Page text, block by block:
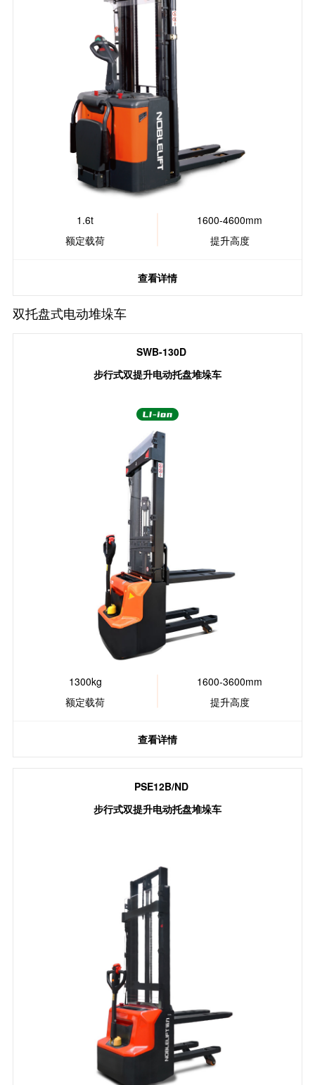
1.6t
额定载荷
1600-4600mm
提升高度
查看详情
双托盘式电动堆垛车
SWB-130D
步行式双提升电动托盘堆垛车
1300kg
额定载荷
1600-3600mm
提升高度
查看详情
PSE12B/ND
步行式双提升电动托盘堆垛车